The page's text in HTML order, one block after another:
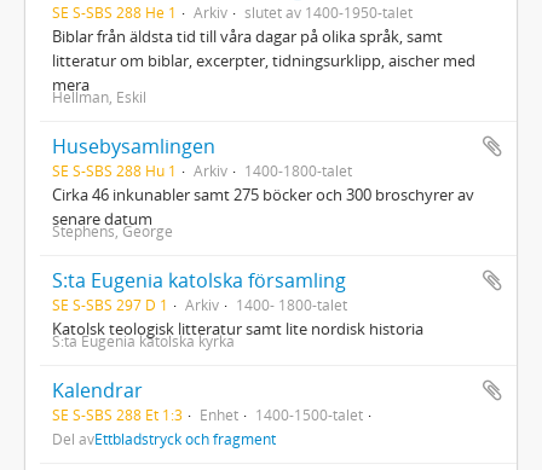
SE S-SBS 288 He 1 Arkiv slutet av 1400-1950-talet
Biblar från äldsta tid till våra dagar på olika språk, samt
litteratur om biblar, excerpter, tidningsurklipp, aischer med
mera
Hellman, Eskil
Husebysamlingen
SE S-SBS 288 Hu 1 Arkiv 1400-1800-talet
Cirka 46 inkunabler samt 275 böcker och 300 broschyrer av
senare datum
Stephens, George
S:ta Eugenia katolska församling
SE S-SBS 297 D 1 Arkiv 1400- 1800-talet
Katolsk teologisk litteratur samt lite nordisk historia
S:ta Eugenia katolska kyrka
Kalendrar
SE S-SBS 288 Et 1:3 Enhet
1400-1500-talet
Del avEttbladstryck och fragment